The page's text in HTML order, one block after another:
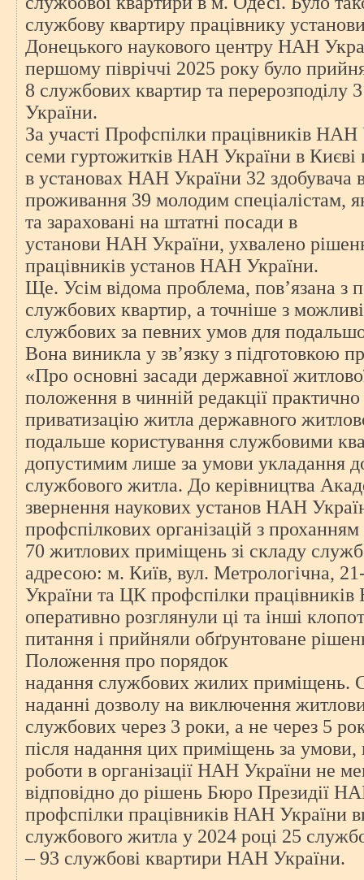
службову квартиру працівнику
Донецького наукового центру НАН
першому півріччі 2025 року було
8 службових квартир та
України.
За участі Профспілки працівників
семи гуртожитків НАН України в Києві
в установах НАН України 32 здобувача
проживання 39 молодим спеціалістам,
та зараховані на штатні посади в
установи НАН України, ухвалено
працівників установ НАН України.
Ще. Усім відома проблема, пов’язана
службових квартир, а точніше з
службових за певних умов для
Вона виникла у зв’язку з підготовкою
«Про основні засади державної
положення в чинній редакції
приватизацію житла державного
подальше користування службовими
допустимим лише за умови укладання
службового житла. До керівництва
звернення наукових установ НАН
профспілкових організацій з
70 житлових приміщень зі складу
адресою: м. Київ, вул. Метрологічна,
України та ЦК профспілки
оперативно розглянули ці та інші
питання і прийняли обґрунтоване
Положення про порядок
надання службових жилих приміщень.
наданні дозволу на виключення
службових через 3 роки, а не через 5
після надання цих приміщень за умови,
роботи в організації НАН України не
відповідно до рішень Бюро Президії
профспілки працівників НАН України
службового житла у 2024 році 25
– 93 службові квартири НАН України.